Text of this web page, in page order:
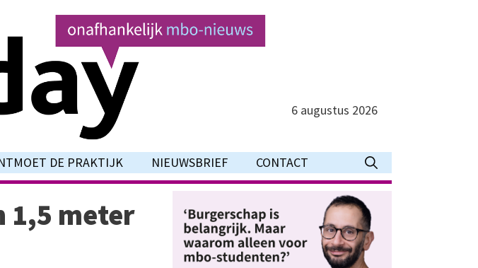
6 augustus 2026
DE PRAKTIJK NIEUWSBRIEF CONTACT
1,5 meter